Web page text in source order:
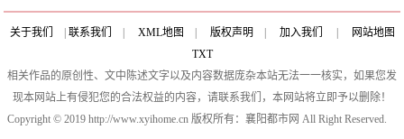
级
关于我们 联系我们 XML地图 版权声明 加入我们
网站地图
TXT
相关作品的原创性、文中陈述文字以及内容数据庞杂本站无法一一核实，如果您发
现本网站上有侵犯您的合法权益的内容，请联系我们，本网站将立即予以删除！
Copyright © 2019 http://www.xyihome.cn 版权所有：襄阳都市网 All Right Reserved.